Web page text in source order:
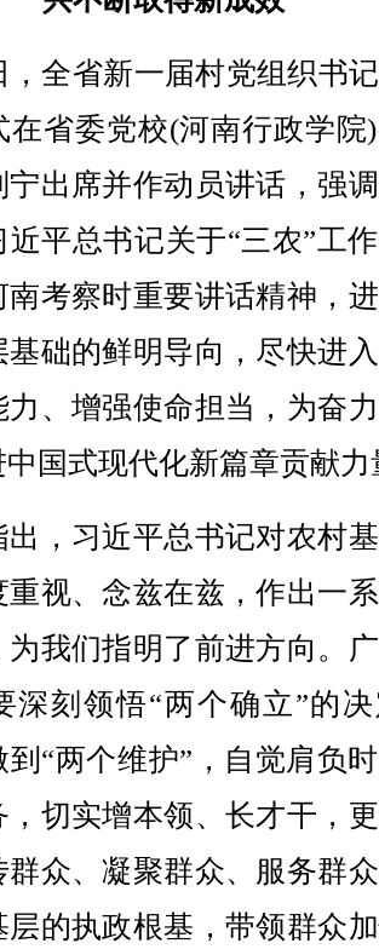
省新一届村党组织书
在省委党校(河南行政学院
宁出席并作动员讲话，强
平总书记关于“三农”工
南考察时重要讲话精神，
基础的鲜明导向，尽快进
力、增强使命担当，为奋
中国式现代化新篇章贡献力
习近平总书记对农村
重视、念兹在兹，作出一
为我们指明了前进方向。
深刻领悟“两个确立”的
到“两个维护”，自觉肩负
，切实增本领、长才干，
群众、凝聚群众、服务群
层的执政根基，带领群众